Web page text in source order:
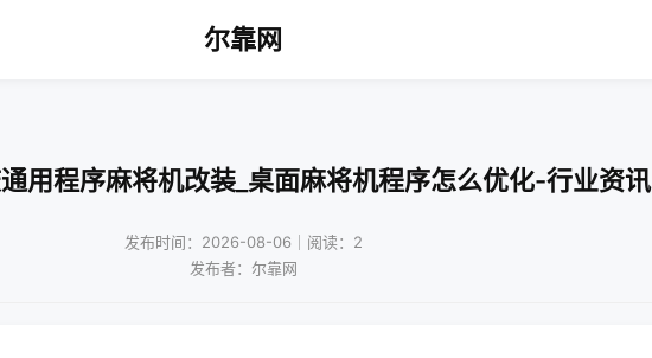
尔靠网
用程序麻将机改装_桌面麻将机程序怎么优化-行业资讯
发布时间：2026-08-06｜阅读：2
发布者：尔靠网